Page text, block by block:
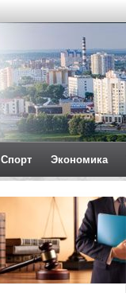
Спорт Экономика